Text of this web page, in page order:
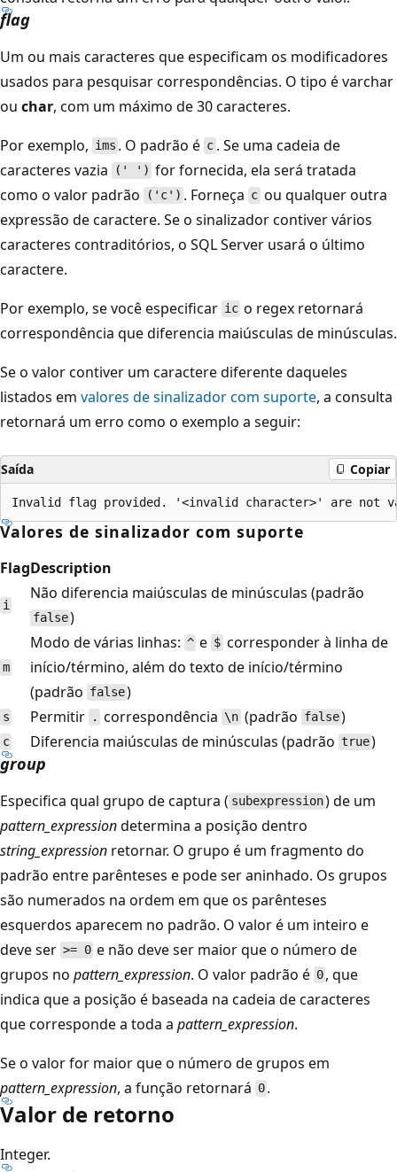
flag
Um ou mais caracteres que especificam os modificadores
usados para pesquisar correspondências. O tipo évarchar
ou char, com um máximo de 30 caracteres.
Por exemplo, ims . O padrão é c. Se uma cadeia de
caracteres vazia
(' ') for fornecida, ela será tratada
como o valor padrão
('c') . Forneça cou qualquer outra
expressão de caractere. Se o sinalizador contiver vários
caracteres contraditórios, o SQL Server usará o último
caractere.
Por exemplo, se você especificar ic o regex retornará
correspondência que diferencia maiúsculas de minúsculas.
Se o valor contiver um caractere diferente daqueles
listados em valores de sinalizador com suporte, a consulta
retornará um erro como o exemplo a seguir:
Saída Copiar
Valores de sinalizador com suporte
FlagDescription
i
Não diferencia maiúsculas de minúsculas (padrão
false)
m
Modo de várias linhas: ^ e $corresponder à linha de
início/término, além do texto de início/término
(padrão false)
s Permitir . correspondência \n(padrão false)
c Diferencia maiúsculas de minúsculas (padrão true)
group
Especifica qual grupo de captura ( subexpression) de um
pattern_expressiondetermina a posição dentro
string_expression retornar. O grupo é um fragmento do
padrão entre parênteses e pode ser aninhado. Os grupos
são numerados na ordem em que os parênteses
esquerdos aparecem no padrão. O valor é um inteiro e
deve ser >= 0 e não deve ser maior que o número de
grupos no pattern_expression. O valor padrão é 0 , que
indica que a posição é baseada na cadeia de caracteres
que corresponde a toda a pattern_expression.
Se o valor for maior que o número de grupos em
pattern_expression, a função retornará 0 .
Valor de retorno
Integer.